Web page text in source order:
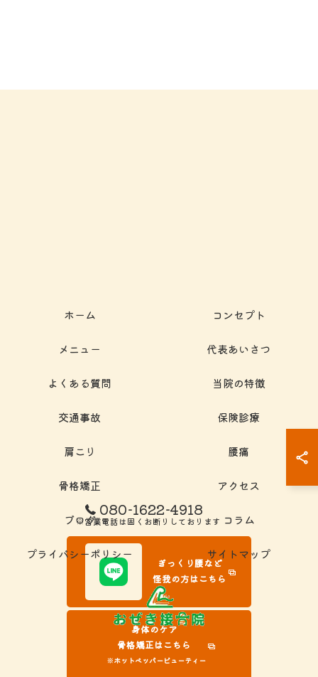
080-1622-4918
※営業電話は固くお断りしております
ぎっくり腰など
怪我の方はこちら
身体のケア
骨格矯正はこちら
※ホットペッパービューティー
ホーム コンセプト
メニュー 代表あいさつ
よくある質問 当院の特徴
交通事故 保険診療
肩こり 腰痛
骨格矯正 アクセス
ブログ コラム
プライバシーポリシー サイトマップ